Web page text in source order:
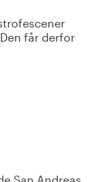
får derfor